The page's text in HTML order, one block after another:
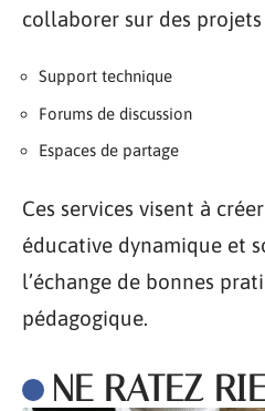
collaborer sur des
Support technique
Forums de discussion
Espaces de partage
Ces services visent à
éducative dynamique et
l’échange de bonnes
pédagogique.
NE RATEZ